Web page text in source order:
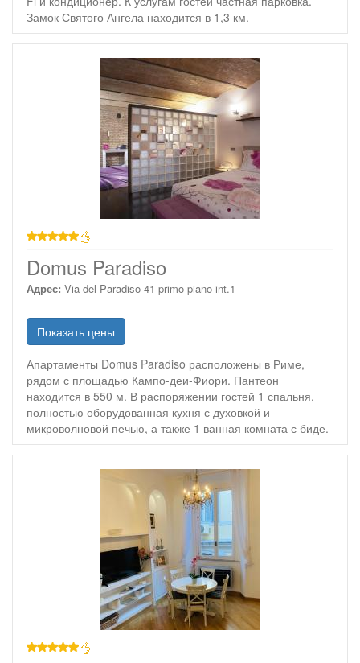
Замок Святого Ангела находится в 1,3 км.
Domus Paradiso
Адрес: Via del Paradiso 41 primo piano int.1
Показать цены
Апартаменты Domus Paradiso расположены в Риме,
рядом с площадью Кампо-деи-Фиори. Пантеон
находится в 550 м. В распоряжении гостей 1 спальня,
полностью оборудованная кухня с духовкой и
микроволновой печью, а также 1 ванная комната с биде.